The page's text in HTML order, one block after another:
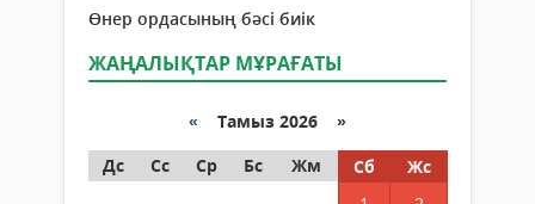
Өнер ордасының бәсі биік
ЖАҢАЛЫҚТАР МҰРАҒАТЫ
« Тамыз 2026 »
Дс
Сс Ср Бс Жм Сб
Жс